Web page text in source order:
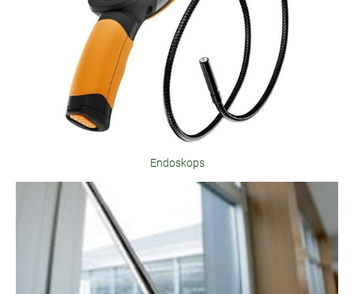
Endoskops